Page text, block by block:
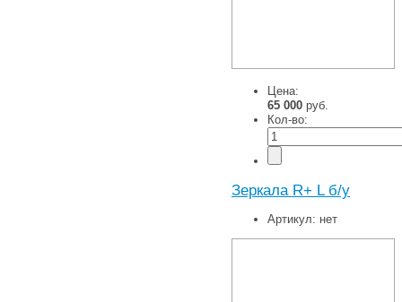
Цена:
65 000 руб.
Кол-во:
Зеркала R+ L б/у
Артикул: нет